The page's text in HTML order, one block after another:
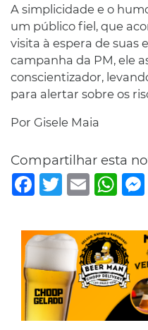
A simplicidade e o
um público fiel, que
visita à espera de suas
campanha da PM, ele
conscientizador,
para alertar sobre os
Por Gisele Maia
Compartilhar esta
Facebook
TwitterEmail